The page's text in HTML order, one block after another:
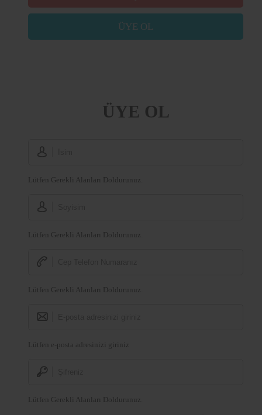
ÜYE OL
ÜYE OL
Lütfen Gerekli Alanları Doldurunuz.
Lütfen Gerekli Alanları Doldurunuz.
Lütfen Gerekli Alanları Doldurunuz.
Lütfen e-posta adresinizi giriniz
Lütfen Gerekli Alanları Doldurunuz.